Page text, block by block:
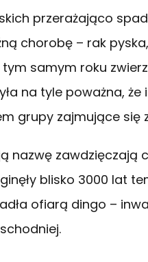
przerażająco
chorobę – rak
tym samym roku
na tyle poważna,
grupy zajmujące
nazwę zawdzięczają
blisko 3000 lat
ofiarą dingo –